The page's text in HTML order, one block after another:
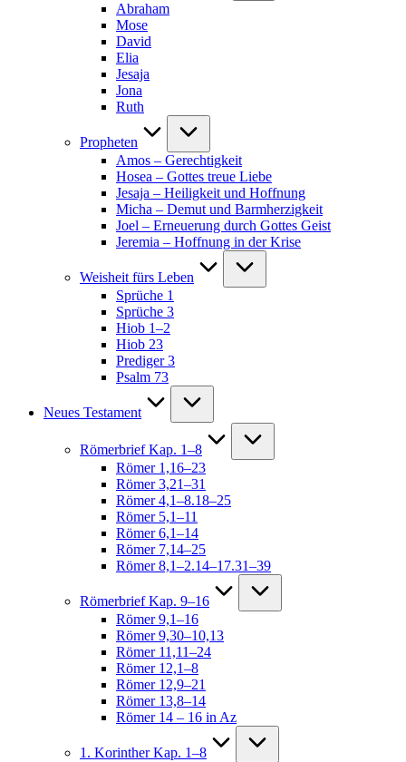
Abraham
Mose
David
Elia
Jesaja
Jona
Ruth
Propheten
Amos – Gerechtigkeit
Hosea – Gottes treue Liebe
Jesaja – Heiligkeit und Hoffnung
Micha – Demut und Barmherzigkeit
Joel – Erneuerung durch Gottes Geist
Jeremia – Hoffnung in der Krise
Weisheit fürs Leben
Sprüche 1
Sprüche 3
Hiob 1–2
Hiob 23
Prediger 3
Psalm 73
Neues Testament
Römerbrief Kap. 1–8
Römer 1,16–23
Römer 3,21–31
Römer 4,1–8.18–25
Römer 5,1–11
Römer 6,1–14
Römer 7,14–25
Römer 8,1–2.14–17.31–39
Römerbrief Kap. 9–16
Römer 9,1–16
Römer 9,30–10,13
Römer 11,11–24
Römer 12,1–8
Römer 12,9–21
Römer 13,8–14
Römer 14 – 16 in Az
1. Korinther Kap. 1–8